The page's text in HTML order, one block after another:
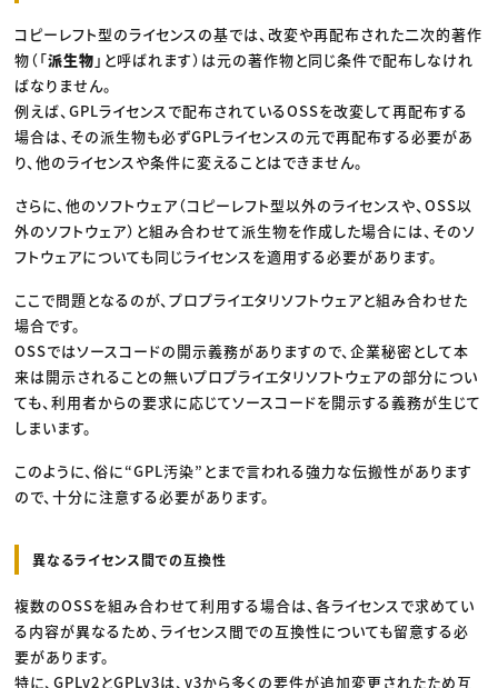
コピーレフト型のライセンスの基では、改変や再配布された二次的著作
物（「派生物 」と呼ばれます）は元の著作物と同じ条件で配布しなけれ
ばなりません。
例えば、GPLライセンスで配布されているOSSを改変して再配布する
場合は、その派生物も必ずGPLライセンスの元で再配布する必要があ
り、他のライセンスや条件に変えることはできません。
さらに、他のソフトウェア（コピーレフト型以外のライセンスや、OSS以
外のソフトウェア）と組み合わせて派生物を作成した場合には、そのソ
フトウェアについても同じライセンスを適用する必要があります。
ここで問題となるのが、プロプライエタリソフトウェアと組み合わせた
場合です。
OSSではソースコードの開示義務がありますので、企業秘密として本
来は開示されることの無いプロプライエタリソフトウェアの部分につい
ても、利用者からの要求に応じてソースコードを開示する義務が生じて
しまいます。
このように、俗に“GPL汚染”とまで言われる強力な伝搬性があります
ので、十分に注意する必要があります。
異なるライセンス間での互換性
複数のOSSを組み合わせて利用する場合は、各ライセンスで求めてい
る内容が異なるため、ライセンス間での互換性についても留意する必
要があります。
特に、GPLv2とGPLv3は、v3から多くの要件が追加変更されたため互